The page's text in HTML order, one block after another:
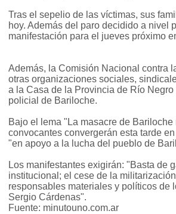
Tras el sepelio de las víctimas, sus
hoy. Además del paro decidido a nivel
manifestación para el jueves próximo
Además, la Comisión Nacional contra
otras organizaciones sociales,
a la Casa de la Provincia de Río
policial de Bariloche.
Bajo el lema "La masacre de
convocantes convergerán esta tarde
"en apoyo a la lucha del pueblo de
Los manifestantes exigirán: "Basta de
institucional; el cese de la
responsables materiales y políticos de
Sergio Cárdenas".
Fuente: minutouno.com.ar